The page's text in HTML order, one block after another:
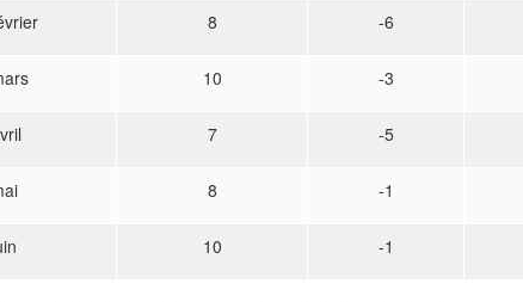
8 -6
10 -3
7 -5
8 -1
10 -1